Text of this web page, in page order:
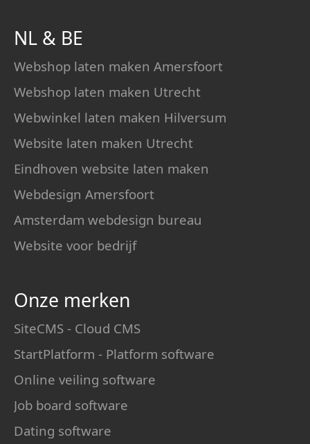
NL & BE
Webshop laten maken Amersfoort
Webshop laten maken Utrecht
Webwinkel laten maken Hilversum
Website laten maken Utrecht
Eindhoven website laten maken
Webdesign Amersfoort
Amsterdam webdesign bureau
Website voor bedrijf
Onze merken
SiteCMS - Cloud CMS
StartPlatform - Platform software
Online veiling software
Job board software
Dating software